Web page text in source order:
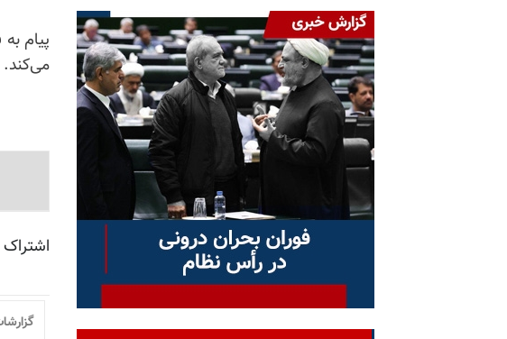
پیام
می‌کند.